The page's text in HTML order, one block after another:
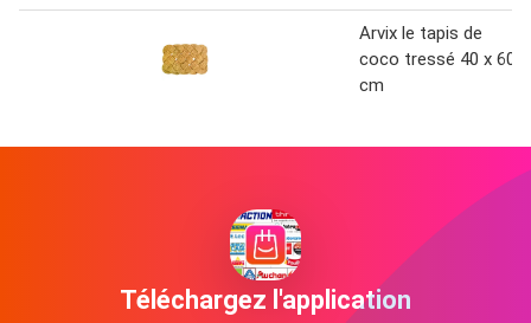
Arvix le tapis de
coco tressé 40 x 60
cm
Téléchargez l'application